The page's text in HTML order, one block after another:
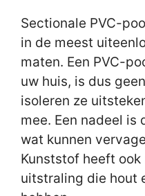
Sectionale PVC-
in de meest
maten. Een PVC-
uw huis, is dus
isoleren ze
mee. Een nadeel is
wat kunnen
Kunststof heeft
uitstraling die hout